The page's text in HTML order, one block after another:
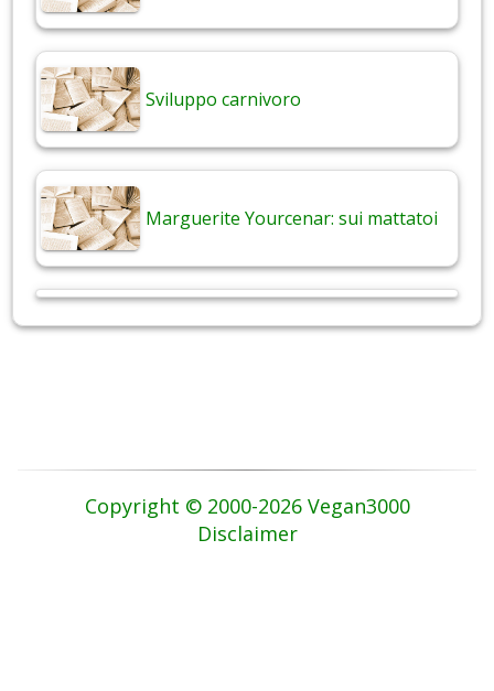
Sviluppo carnivoro
Marguerite Yourcenar: sui mattatoi
Copyright © 2000-2026 Vegan3000
Disclaimer